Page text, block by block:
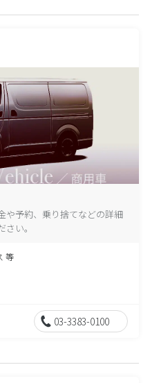
や予約、乗り捨てなどの詳細
い。
等
03-3383-0100